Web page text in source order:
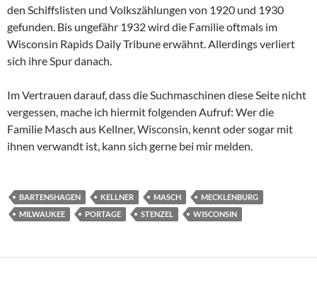
den Schiffslisten und Volkszählungen von 1920 und 1930
gefunden. Bis ungefähr 1932 wird die Familie oftmals im
Wisconsin Rapids Daily Tribune erwähnt. Allerdings verliert
sich ihre Spur danach.
Im Vertrauen darauf, dass die Suchmaschinen diese Seite nicht
vergessen, mache ich hiermit folgenden Aufruf: Wer die
Familie Masch aus Kellner, Wisconsin, kennt oder sogar mit
ihnen verwandt ist, kann sich gerne bei mir melden.
BARTENSHAGEN KELLNER MASCH
MECKLENBURG
MILWAUKEE
PORTAGE STENZEL WISCONSIN